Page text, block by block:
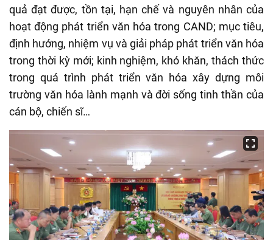
quả đạt được, tồn tại, hạn chế và nguyên nhân của
hoạt động phát triển văn hóa trong CAND; mục tiêu,
định hướng, nhiệm vụ và giải pháp phát triển văn hóa
trong thời kỳ mới; kinh nghiệm, khó khăn, thách thức
trong quá trình phát triển văn hóa xây dựng môi
trường văn hóa lành mạnh và đời sống tinh thần của
cán bộ, chiến sĩ…